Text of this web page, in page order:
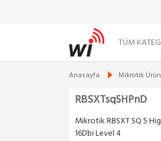
TÜM
Anasayfa Mikrotik
RBSXTsq5HPnD
Mikrotik RBSXT SQ 5
16Dbi Level 4